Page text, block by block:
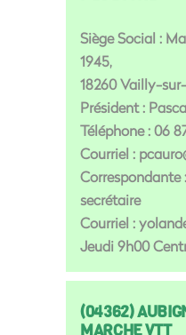
Siège Social :
1945,
18260 Vailly-
Président :
Téléphone : 06
Courriel :
Correspondante
secrétaire
Courriel :
Jeudi 9h00
(04362)
MARCHE VTT